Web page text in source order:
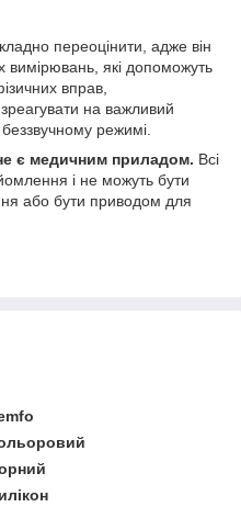
переоцінити, адже він
вимірювань, які допоможуть
вправ,
зреагувати на важливий
режимі.
є медичним приладом. Всі
і не можуть бути
або бути приводом для